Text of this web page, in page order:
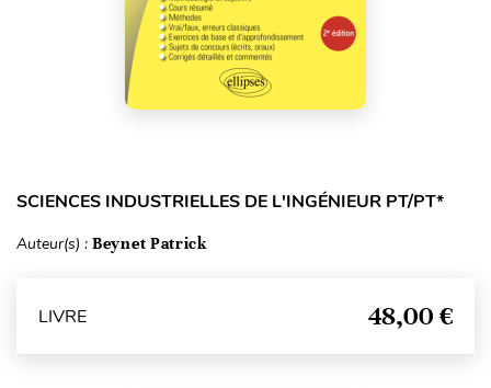
SCIENCES INDUSTRIELLES DE L'INGÉNIEUR PT/PT*
Auteur(s) : Beynet Patrick
LIVRE 48,00 €